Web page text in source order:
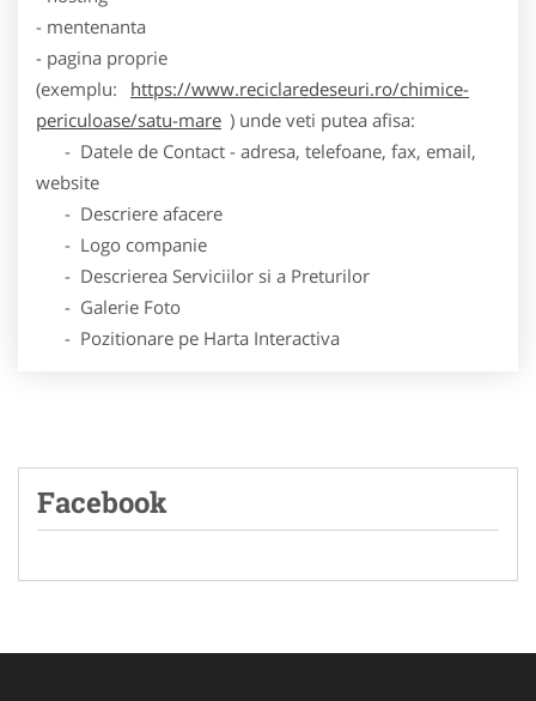
- mentenanta
- pagina proprie
(exemplu:
https://www.reciclaredeseuri.ro/chimice-
periculoase/satu-mare ) unde veti putea afisa:
- Datele de Contact - adresa, telefoane, fax, email,
website
- Descriere afacere
- Logo companie
- Descrierea Serviciilor si a Preturilor
- Galerie Foto
- Pozitionare pe Harta Interactiva
Facebook